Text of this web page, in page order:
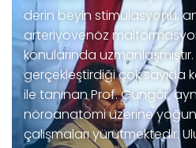
derin beyin stimülasyonu,
arteriyovenöz
konularında
gerçekleştirdiği çok sayıda
ile tanınan Prof. Güngör,
nöroanatomi üzerine
çalışmaları yürütmektedir.